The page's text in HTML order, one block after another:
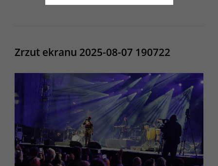
Zrzut ekranu 2025-08-07 190722